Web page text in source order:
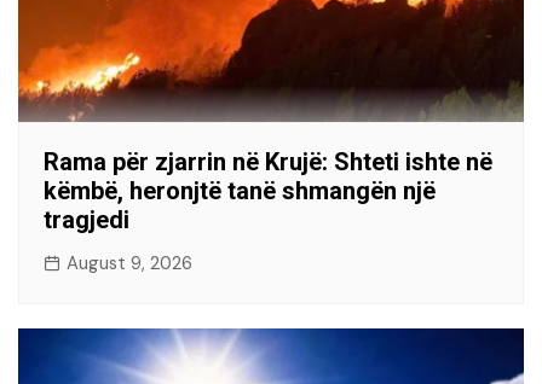
Rama për zjarrin në Krujë: Shteti ishte në
këmbë, heronjtë tanë shmangën një
tragjedi
August 9, 2026